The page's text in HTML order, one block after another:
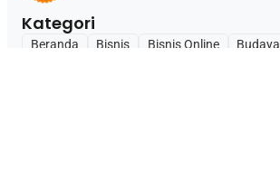
Kategori
Beranda Bisnis Bisnis Online Budaya